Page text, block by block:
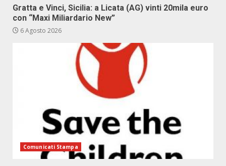
Gratta e Vinci, Sicilia: a Licata (AG) vinti 20mila euro
con “Maxi Miliardario New”
6 Agosto 2026
Comunicati Stampa